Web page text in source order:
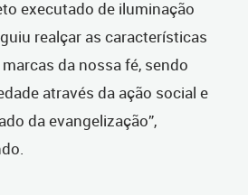
executado de iluminação
realçar as características
da nossa fé, sendo
através da ação social e
da evangelização”,